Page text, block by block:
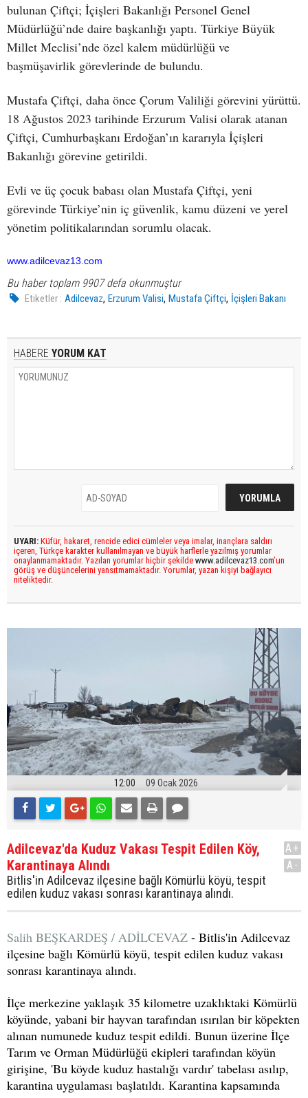
bulunan Çiftçi; İçişleri Bakanlığı Personel Genel
Müdürlüğü’nde daire başkanlığı yaptı. Türkiye Büyük
Millet Meclisi’nde özel kalem müdürlüğü ve
başmüşavirlik görevlerinde de bulundu.
Mustafa Çiftçi, daha önce Çorum Valiliği görevini yürüttü.
18 Ağustos 2023 tarihinde Erzurum Valisi olarak atanan
Çiftçi, Cumhurbaşkanı Erdoğan’ın kararıyla İçişleri
Bakanlığı görevine getirildi.
Evli ve üç çocuk babası olan Mustafa Çiftçi, yeni
görevinde Türkiye’nin iç güvenlik, kamu düzeni ve yerel
yönetim politikalarından sorumlu olacak.
www.adilcevaz13.com
Bu haber toplam 9907 defa okunmuştur
Etiketler : Adilcevaz,Erzurum Valisi,Mustafa Çiftçi, İçişleri Bakanı
HABERE YORUM KAT
UYARI: Küfür, hakaret, rencide edici cümleler veya imalar, inançlara saldırı
içeren, Türkçe karakter kullanılmayan ve büyük harflerle yazılmış yorumlar
onaylanmamaktadır. Yazılan yorumlar hiçbir şekilde www.adilcevaz13.com’un
görüş ve düşüncelerini yansıtmamaktadır. Yorumlar, yazan kişiyi bağlayıcı
niteliktedir.
12:00 09 Ocak 2026
Adilcevaz'da Kuduz Vakası Tespit Edilen Köy,
Karantinaya Alındı
Bitlis'in Adilcevaz ilçesine bağlı Kömürlü köyü, tespit
edilen kuduz vakası sonrası karantinaya alındı.
A+
A-
Salih BEŞKARDEŞ / ADİLCEVAZ - Bitlis'in Adilcevaz
ilçesine bağlı Kömürlü köyü, tespit edilen kuduz vakası
sonrası karantinaya alındı.
İlçe merkezine yaklaşık 35 kilometre uzaklıktaki Kömürlü
köyünde, yabani bir hayvan tarafından ısırılan bir köpekten
alınan numunede kuduz tespit edildi. Bunun üzerine İlçe
Tarım ve Orman Müdürlüğü ekipleri tarafından köyün
girişine, 'Bu köyde kuduz hastalığı vardır' tabelası asılıp,
karantina uygulaması başlatıldı. Karantina kapsamında